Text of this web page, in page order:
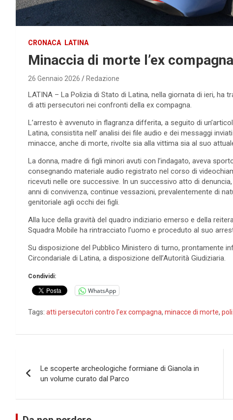
CRONACA LATINA
Minaccia di morte l’ex
26 Gennaio 2026 Redazione
LATINA – La Polizia di Stato di Latina, nella giornata di ieri,
di atti persecutori nei confronti della ex compagna.
L’arresto è avvenuto in flagranza differita, a seguito di
Latina, consistita nell’ analisi dei file audio e dei messaggi
minacce, anche di morte, rivolte sia alla vittima sia al suo
La donna, madre di figli minori avuti con l’indagato, aveva
consegnando materiale audio registrato nel corso di
ricevuti nelle ore successive. In un successivo atto di
anni di convivenza, continue vessazioni, prevalentemente di
genitoriale agli occhi dei figli.
Alla luce della gravità del quadro indiziario emerso e della
Squadra Mobile ha rintracciato l’uomo e proceduto al suo
Su disposizione del Pubblico Ministero di turno, prontamente
Circondariale di Latina, a disposizione dell’Autorità Giudiziaria.
Condividi:
WhatsApp
Tags: atti persecutori contro l'ex compagna, minacce di morte,
articoli
Le scoperte archeologiche formiane di Gianola in
un volume curato dal Parco